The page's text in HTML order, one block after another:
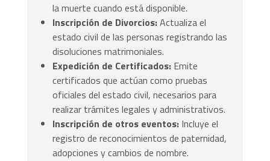
la muerte cuando está disponible.
Inscripción de Divorcios:Actualiza el
estado civil de las personas registrando las
disoluciones matrimoniales.
Expedición de Certificados: Emite
certificados que actúan como pruebas
oficiales del estado civil, necesarios para
realizar trámites legales y administrativos.
Inscripción de otros eventos: Incluye el
registro de reconocimientos de paternidad,
adopciones y cambios de nombre.